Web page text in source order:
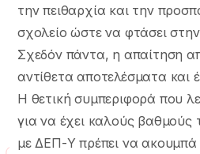
την πειθαρχία και την
σχολείο ώστε να φτάσει στην
Σχεδόν πάντα, η απαίτηση
αντίθετα αποτελέσματα και
Η θετική συμπεριφορά που
για να έχει καλούς βαθμούς
με ΔΕΠ-Υ πρέπει να ακουμπά